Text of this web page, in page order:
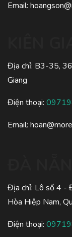
Email:
Địa chỉ: B3-35, 36
Giang
Điện thoại:
Email:
Địa chỉ: Lô số 4 -
Hòa Hiệp Nam,
Điện thoại: